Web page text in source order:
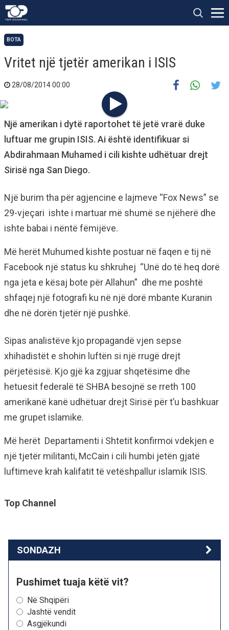
BOTA
Vritet një tjetër amerikan i ISIS
28/08/2014 00:00
Një amerikan i dytë raportohet të jetë vrarë duke
luftuar me grupin ISIS. Ai është identifikuar si
Abdirahmaan Muhamed i cili kishte udhëtuar drejt
Sirisë nga San Diego.
Një burim tha për agjencine e lajmeve “Fox News” se
29-vjeçari ishte i martuar më shumë se njëherë dhe
ishte babai i nëntë fëmijëve.
Më herët Muhumed kishte postuar në faqen e tij në
Facebook një status ku shkruhej “Unë do të heq dorë
nga jeta e kësaj bote për Allahun” dhe me poshtë
shfaqej një fotografi ku në një dorë mbante Kuranin
dhe në dorën tjetër një pushkë.
Sipas analistëve kjo propagandë vjen sepse
xhihadistët e shohin luftën si një rrugë drejt
përjetësisë. Kjo gjë ka zgjuar shqetësime dhe
hetuesit federalë të SHBA besojnë se rreth 100
amerikanë kanë udhëtuar drejt Sirisë për t’u bashkuar
me grupet islamike.
Më herët Departamenti i Shtetit konfirmoi vdekjen e
një tjetër militanti, McCain i cili humbi jetën gjatë
luftimeve krah kalifatit të vetëshpallur islamik ISIS.
Top Channel
SONDAZH
Pushimet tuaja këtë vit?
Në Shqipëri
Jashtë vendit
Asgjëkundi